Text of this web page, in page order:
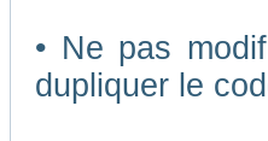
• Ne pas
dupliquer le